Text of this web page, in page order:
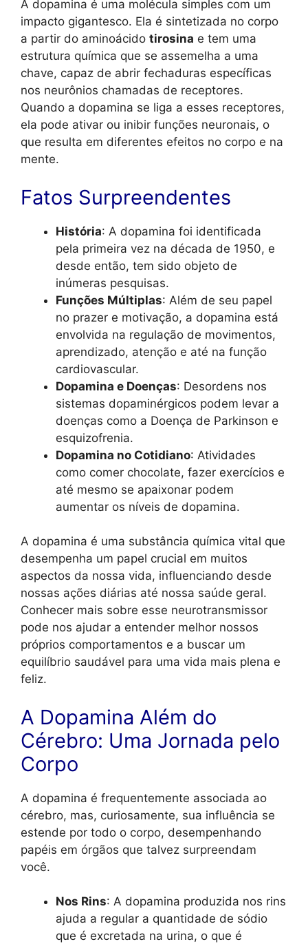
A dopamina é uma molécula simples com um
impacto gigantesco. Ela é sintetizada no corpo
a partir do aminoácido tirosina e tem uma
estrutura química que se assemelha a uma
chave, capaz de abrir fechaduras específicas
nos neurônios chamadas de receptores.
Quando a dopamina se liga a esses receptores,
ela pode ativar ou inibir funções neuronais, o
que resulta em diferentes efeitos no corpo e na
mente.
Fatos Surpreendentes
História: A dopamina foi identificada
pela primeira vez na década de 1950, e
desde então, tem sido objeto de
inúmeras pesquisas.
Funções Múltiplas: Além de seu papel
no prazer e motivação, a dopamina está
envolvida na regulação de movimentos,
aprendizado, atenção e até na função
cardiovascular.
Dopamina e Doenças: Desordens nos
sistemas dopaminérgicos podem levar a
doenças como a Doença de Parkinson e
esquizofrenia.
Dopamina no Cotidiano: Atividades
como comer chocolate, fazer exercícios e
até mesmo se apaixonar podem
aumentar os níveis de dopamina.
A dopamina é uma substância química vital que
desempenha um papel crucial em muitos
aspectos da nossa vida, influenciando desde
nossas ações diárias até nossa saúde geral.
Conhecer mais sobre esse neurotransmissor
pode nos ajudar a entender melhor nossos
próprios comportamentos e a buscar um
equilíbrio saudável para uma vida mais plena e
feliz.
A Dopamina Além do
Cérebro: Uma Jornada pelo
Corpo
A dopamina é frequentemente associada ao
cérebro, mas, curiosamente, sua influência se
estende por todo o corpo, desempenhando
papéis em órgãos que talvez surpreendam
você.
Nos Rins: A dopamina produzida nos rins
ajuda a regular a quantidade de sódio
que é excretada na urina, o que é